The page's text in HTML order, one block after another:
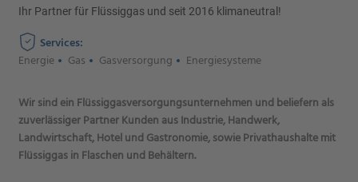
Ihr Partner für Flüssiggas und seit 2016 klimaneutral!
Services:
Energie
Gas Gasversorgung Energiesysteme
Wir sind ein Flüssiggasversorgungsunternehmen und beliefern als
zuverlässiger Partner Kunden aus Industrie, Handwerk,
Landwirtschaft, Hotel und Gastronomie, sowie Privathaushalte mit
Flüssiggas in Flaschen und Behältern.